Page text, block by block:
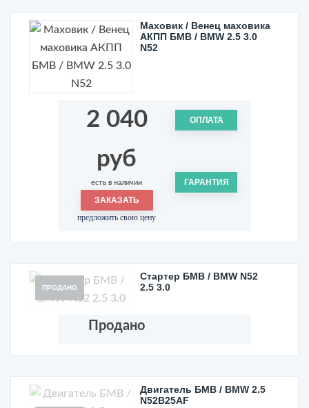
Маховик / Венец маховика
АКПП БМВ / BMW 2.5 3.0
N52
2 040
руб
есть в наличии
ЗАКАЗАТЬ
предложить свою цену
ОПЛАТА
ГАРАНТИЯ
ПРОДАНО
Стартер БМВ / BMW N52
2.5 3.0
Продано
Двигатель БМВ / BMW 2.5
N52B25AF